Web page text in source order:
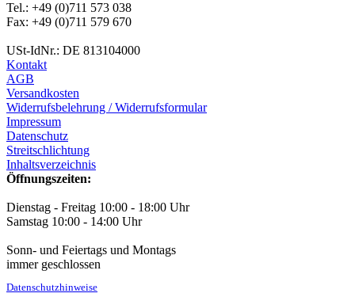
Tel.: +49 (0)711 573 038
Fax: +49 (0)711 579 670
USt-IdNr.: DE 813104000
Kontakt
AGB
Versandkosten
Widerrufsbelehrung / Widerrufsformular
Impressum
Datenschutz
Streitschlichtung
Inhaltsverzeichnis
Öffnungszeiten:
Dienstag - Freitag 10:00 - 18:00 Uhr
Samstag 10:00 - 14:00 Uhr
Sonn- und Feiertags und Montags
immer geschlossen
Datenschutzhinweise